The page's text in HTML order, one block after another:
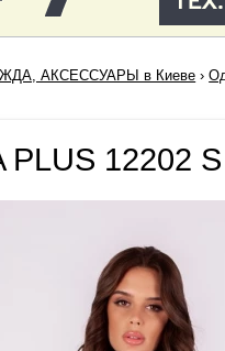
АКСЕССУАРЫ в Киеве ›
PLUS 12202